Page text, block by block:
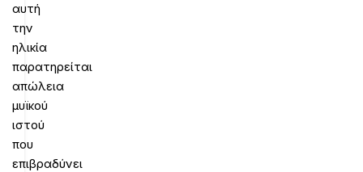
αυτή
την
ηλικία
παρατηρείται
απώλεια
μυϊκού
ιστού
που
επιβραδύνει